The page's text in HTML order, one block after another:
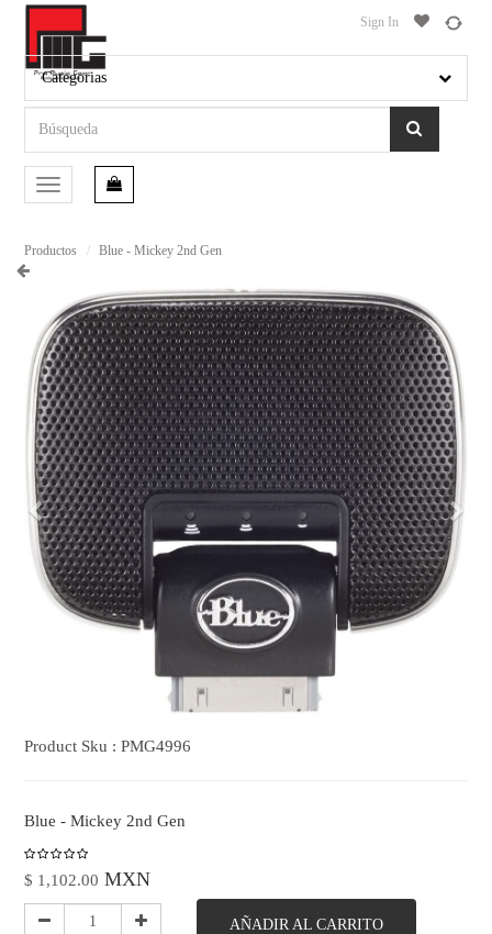
Sign In
Categorias
Conmutar
navegación
Productos Blue - Mickey 2nd Gen
Previo
Product Sku :PMG4996
Blue - Mickey 2nd Gen
$ 1,102.00 MXN
AÑADIR AL CARRITO